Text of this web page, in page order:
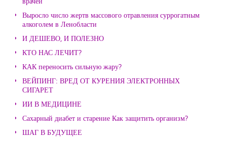
Выросло число жертв массового отравления суррогатным
алкоголем в Ленобласти
И ДЕШЕВО, И ПОЛЕЗНО
КТО НАС ЛЕЧИТ?
КАК переносить сильную жару?
ВЕЙПИНГ: ВРЕД ОТ КУРЕНИЯ ЭЛЕКТРОННЫХ
СИГАРЕТ
ИИ В МЕДИЦИНЕ
Сахарный диабет и старение Как защитить организм?
ШАГ В БУДУЩЕЕ